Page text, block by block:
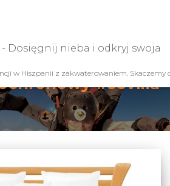
- Dosięgnij nieba i odkryj swoja
w Hiszpanii z zakwaterowaniem. Skaczemy
#sevilla